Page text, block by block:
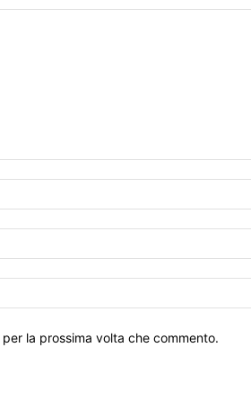
la prossima volta che commento.